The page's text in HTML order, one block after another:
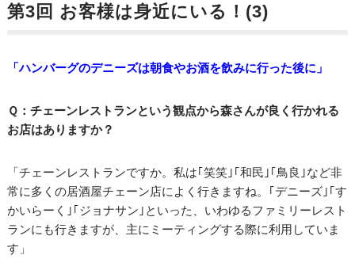
第3回 お客様は身近にいる！(3)
「ハンバーグのデニーズは朝食やお酒を飲みに行った後に」
Ｑ：チェーンレストランという観点から森さんが良く行かれる
お店はありますか？
「チェーンレストランですか。私は｢笑笑｣｢和民｣｢鳥良｣など非
常に多くの居酒屋チェーン店によく行きますね。｢デニーズ｣｢す
かいらーく｣｢ジョナサン｣といった、いわゆるファミリーレスト
ランにも行きますが、主にミーティングする際に利用していま
す」